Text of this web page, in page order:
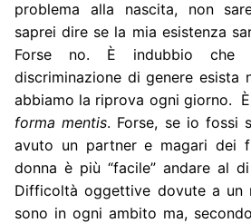
problema alla nascita, non
saprei dire se la mia esistenza
Forse no. È indubbio che
discriminazione di genere esista
abbiamo la riprova ogni giorno.
forma mentis. Forse, se io fossi
avuto un partner e magari dei
donna è più “facile” andare al
Difficoltà oggettive dovute a un
sono in ogni ambito ma,